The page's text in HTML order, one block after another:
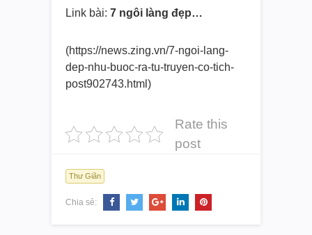
Link bài: 7 ngôi làng đẹp…
(https://news.zing.vn/7-ngoi- lang-
dep-nhu-buoc-ra-tu-truyen-co-tich-
post902743.html)
Rate this
post
Thư Giãn
Chia sẻ: